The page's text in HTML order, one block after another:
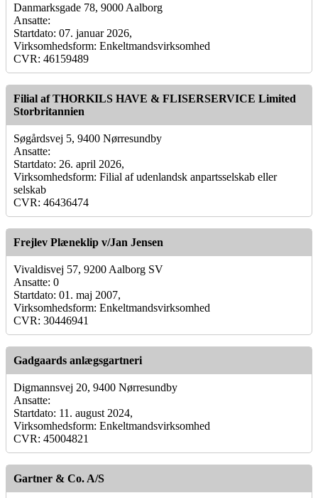
Danmarksgade 78, 9000 Aalborg
Ansatte:
Startdato: 07. januar 2026,
Virksomhedsform: Enkeltmandsvirksomhed
CVR: 46159489
Filial af THORKILS HAVE & FLISERSERVICE Limited
Storbritannien
Søgårdsvej 5, 9400 Nørresundby
Ansatte:
Startdato: 26. april 2026,
Virksomhedsform: Filial af udenlandsk anpartsselskab eller
selskab
CVR: 46436474
Frejlev Plæneklip v/Jan Jensen
Vivaldisvej 57, 9200 Aalborg SV
Ansatte: 0
Startdato: 01. maj 2007,
Virksomhedsform: Enkeltmandsvirksomhed
CVR: 30446941
Gadgaards anlægsgartneri
Digmannsvej 20, 9400 Nørresundby
Ansatte:
Startdato: 11. august 2024,
Virksomhedsform: Enkeltmandsvirksomhed
CVR: 45004821
Gartner & Co. A/S